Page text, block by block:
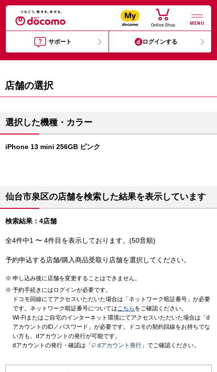
MENU
サポート ログインする
店舗の選択
選択した機種・カラー
iPhone 13 mini 256GB ピンク
仙台市泉区の店舗を検索した結果を表示しています
検索結果：4店舗
全4件中1 〜 4件目を表示しております。(50音順)
予約申込する店舗/購入商品受取り店舗を選択してください。
申し込み後に店舗を変更することはできません。
予約手続きにはログインが必要です。
ドコモ回線にてアクセスいただいた場合は「ネットワーク暗証番号」が必要
です。ネットワーク暗証番号についてはこちら をご確認ください。
Wi-Fiまたはご自宅のインターネット環境にてアクセスいただいた場合は「d
アカウントのID／パスワード」が必要です。ドコモの契約回線をお持ちでな
い方も、dアカウントの発行が可能です。
dアカウントの発行・確認は「
dアカウント発行 」でご確認ください。